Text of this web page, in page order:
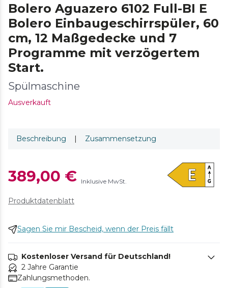
Bolero Aguazero 6102 Full-BI E
Bolero Einbaugeschirrspüler, 60
cm, 12 Maßgedecke und 7
Programme mit verzögertem
Start.
Spülmaschine
Ausverkauft
Beschreibung | Zusammensetzung
389,00 € Inklusive MwSt.
Produktdatenblatt
Sagen Sie mir Bescheid, wenn der Preis fällt
Kostenloser Versand für Deutschland!
2 Jahre Garantie
Zahlungsmethoden.